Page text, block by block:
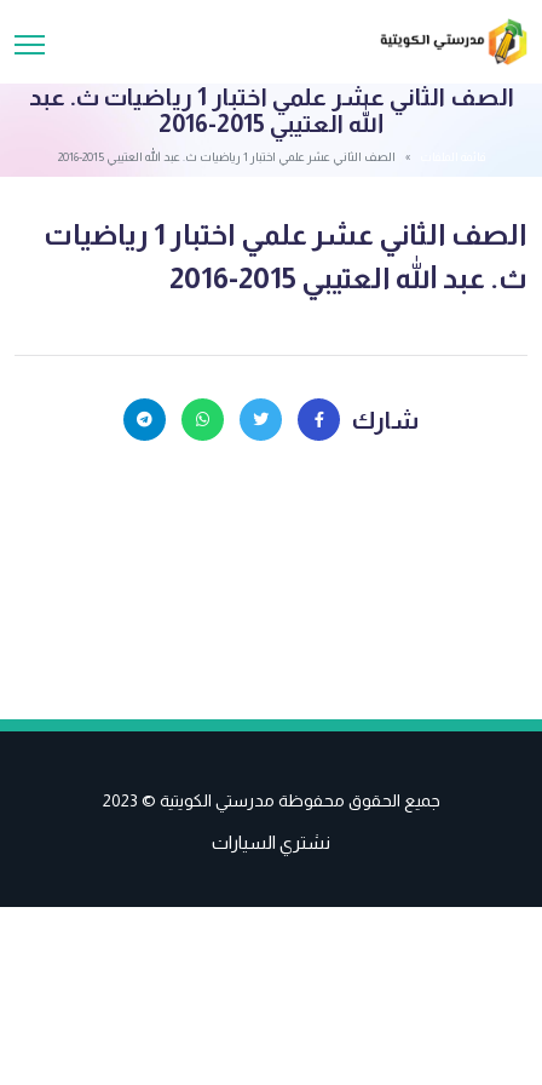
الصف الثاني عشر علمي اختبار 1 رياضيات ث. عبد
الله العتيبي 2015-2016
الصف الثاني عشر علمي اختبار 1 رياضيات ث. عبد الله العتيبي 2015-2016
الصف الثاني عشر علمي اختبار 1 رياضيات
ث. عبد الله العتيبي 2015-2016
شارك
جميع الحقوق محفوظة مدرستي الكويتية © 2023
نشتري السيارات